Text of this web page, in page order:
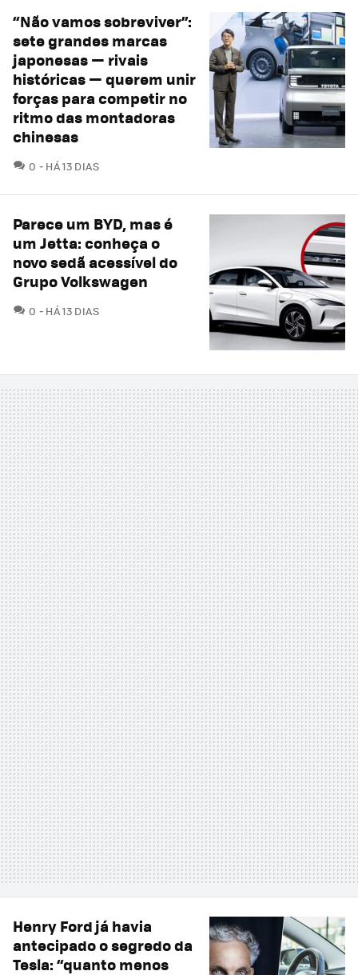
“Não vamos sobreviver”:
sete grandes marcas
japonesas — rivais
históricas — querem unir
forças para competir no
ritmo das montadoras
chinesas
0 COMENTÁRIOS
HÁ 13 DIAS
Parece um BYD, mas é
um Jetta: conheça o
novo sedã acessível do
Grupo Volkswagen
0 COMENTÁRIOS
HÁ 13 DIAS
Henry Ford já havia
antecipado o segredo da
Tesla: “quanto menos